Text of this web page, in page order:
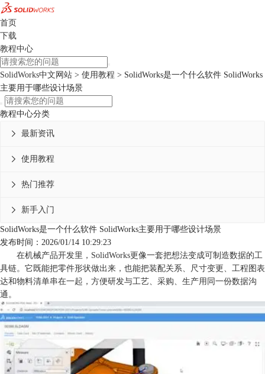
首页
下载
教程中心
SolidWorks中文网站 > 使用教程 > SolidWorks是一个什么软件 SolidWorks
主要用于哪些设计场景
教程中心分类
最新资讯

使用教程

热门推荐

新手入门

SolidWorks是一个什么软件 SolidWorks主要用于哪些设计场景
发布时间：2026/01/14 10:29:23
在机械产品开发里，SolidWorks更像一套把想法变成可制造数据的工
具链。它既能把零件形状做出来，也能把装配关系、尺寸变更、工程图表
达和物料清单串在一起，方便研发与工艺、采购、生产用同一份数据沟
通。